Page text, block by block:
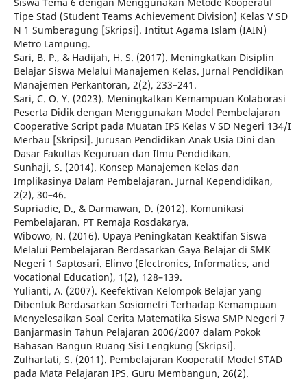
Tipe Stad (Student Teams Achievement Division) Kelas V SD
N 1 Sumberagung [Skripsi]. Intitut Agama Islam (IAIN)
Metro Lampung.
Sari, B. P., & Hadijah, H. S. (2017). Meningkatkan Disiplin
Belajar Siswa Melalui Manajemen Kelas. Jurnal Pendidikan
Manajemen Perkantoran, 2(2), 233–241.
Sari, C. O. Y. (2023). Meningkatkan Kemampuan Kolaborasi
Peserta Didik dengan Menggunakan Model Pembelajaran
Cooperative Script pada Muatan IPS Kelas V SD Negeri 134/I
Merbau [Skripsi]. Jurusan Pendidikan Anak Usia Dini dan
Dasar Fakultas Keguruan dan Ilmu Pendidikan.
Sunhaji, S. (2014). Konsep Manajemen Kelas dan
Implikasinya Dalam Pembelajaran. Jurnal Kependidikan,
2(2), 30–46.
Supriadie, D., & Darmawan, D. (2012). Komunikasi
Pembelajaran. PT Remaja Rosdakarya.
Wibowo, N. (2016). Upaya Peningkatan Keaktifan Siswa
Melalui Pembelajaran Berdasarkan Gaya Belajar di SMK
Negeri 1 Saptosari. Elinvo (Electronics, Informatics, and
Vocational Education), 1(2), 128–139.
Yulianti, A. (2007). Keefektivan Kelompok Belajar yang
Dibentuk Berdasarkan Sosiometri Terhadap Kemampuan
Menyelesaikan Soal Cerita Matematika Siswa SMP Negeri 7
Banjarmasin Tahun Pelajaran 2006/2007 dalam Pokok
Bahasan Bangun Ruang Sisi Lengkung [Skripsi].
Zulhartati, S. (2011). Pembelajaran Kooperatif Model STAD
pada Mata Pelajaran IPS. Guru Membangun, 26(2).